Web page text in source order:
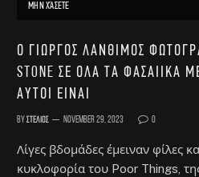
ΜΗΝ ΧΆΣΕΤΕ
Ο Γιώργος Λάνθιμος
Stone σε όλα τα φασαίικα
αυτοί είναι
ByΣτέλιος November 29, 2023 0
Λίγες βδομάδες έμειναν φίλες
κυκλοφορία του Poor Things,